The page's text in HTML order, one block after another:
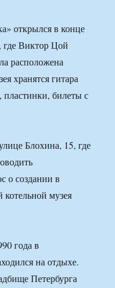
открылся в конце
где Виктор Цой
расположена
хранятся гитара
билеты с
Блохина, 15, где
о создании в
музея
года в
на отдыхе.
Петербурга